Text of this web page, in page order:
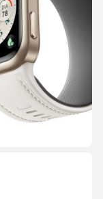
5
S/ 2099
Comprar